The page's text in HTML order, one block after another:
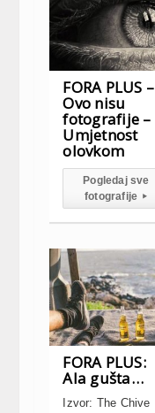
FORA PLUS –
Ovo nisu
fotografije –
Umjetnost
olovkom
Pogledaj sve
fotografije▸
FORA PLUS:
Ala gušta…
Izvor: The Chive